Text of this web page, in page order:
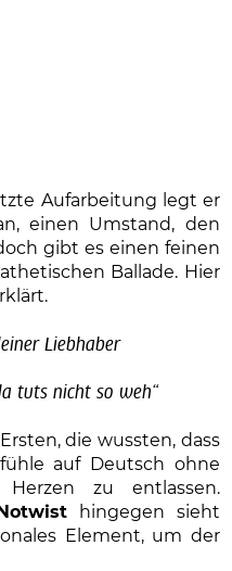
Aufarbeitung legt er
einen Umstand, den
gibt es einen feinen
Ballade. Hier
Liebhaber
tuts nicht so weh“
die wussten, dass
auf Deutsch ohne
zu entlassen.
hingegen sieht
Element, um der